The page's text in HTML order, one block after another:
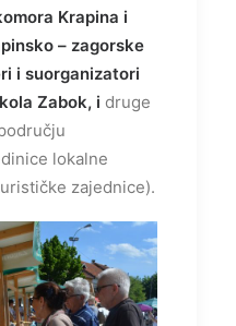
Krapina i
– zagorske
i suorganizatori
Zabok, i druge
lokalne
zajednice).